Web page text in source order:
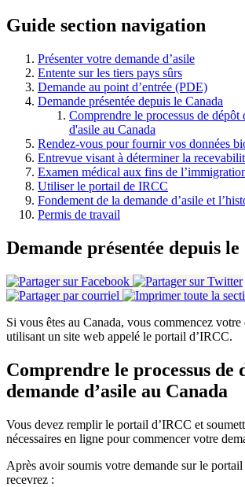
Guide section navigation
Présenter votre demande d’asile
Entente sur les tiers pays sûrs
Demande au point d’entrée (PDE)
Demande présentée depuis le Canada
Comprendre le processus de dépôt
d'asile au Canada
Rendez-vous pour fournir vos données
Entrevue visant à déterminer la
Examen médical aux fins de
Utiliser le portail de IRCC
Fondement de la demande d’asile et
Permis de travail
Demande présentée depuis le
Si vous êtes au Canada, vous commencez votre
utilisant un site web appelé le portail d’IRCC.
Comprendre le processus de
demande d’asile au Canada
Vous devez remplir le portail d’IRCC et
nécessaires en ligne pour commencer votre
Après avoir soumis votre demande sur le
recevrez :